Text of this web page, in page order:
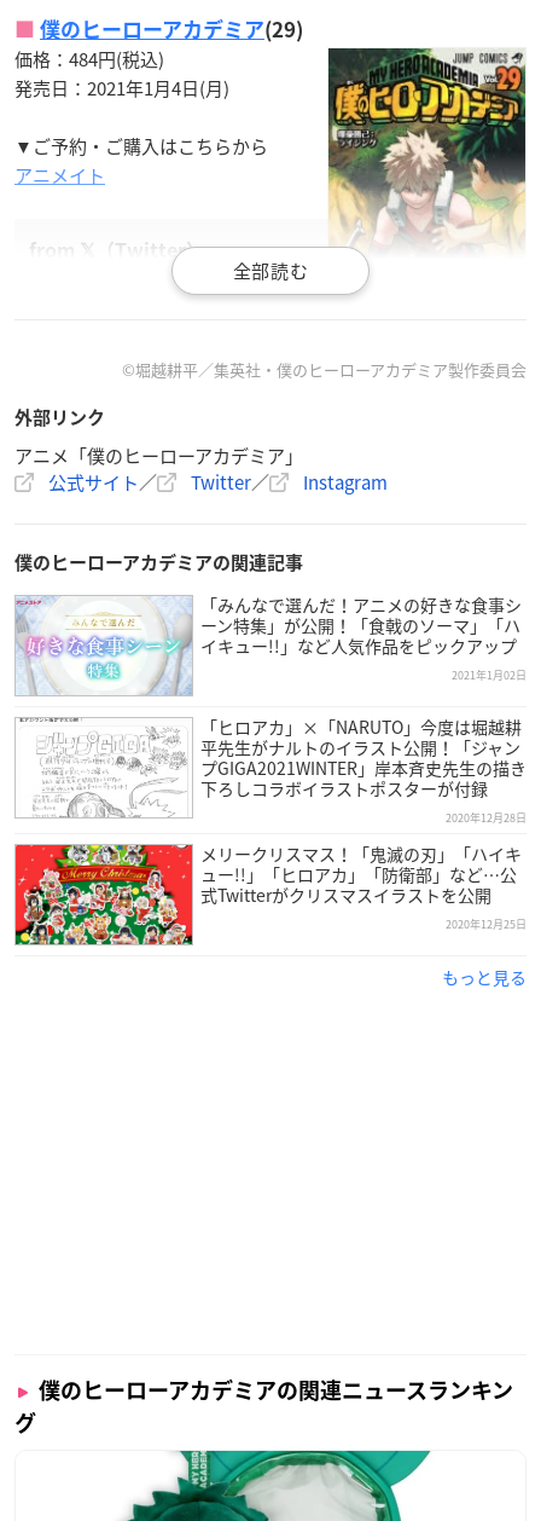
僕のヒーローアカデミア(29)
価格：484円(税込)
発売日：2021年1月4日(月)
▼ご予約・ご購入はこちらから
アニメイト
そして、『僕のヒーローアカデミア』コミックス最新第29
巻発売!!
あらためまして、2021年も#ヒロアカ
願い申し上げます。 #heroaca_a @myheroacademia
— 僕のヒーローアカデミア／ヒロアカ アニメ公式 (@heroa
©堀越耕平／集英社・僕のヒーローアカデミア製作委員会
外部リンク
アニメ「僕のヒーローアカデミア」
公式サイト／ Twitter／ Instagram
僕のヒーローアカデミアの関連記事
「みんなで選んだ！アニメの好きな食事シ
ーン特集」が公開！「食戟のソーマ」「ハ
イキュー!!」など人気作品をピックアップ
2021年1月02日
「ヒロアカ」×「NARUTO」今度は堀越耕
平先生がナルトのイラスト公開！「ジャン
プGIGA2021WINTER」岸本斉史先生の描き
下ろしコラボイラストポスターが付録
2020年12月28日
メリークリスマス！「鬼滅の刃」「ハイキ
ュー!!」「ヒロアカ」「防衛部」など…公
式Twitterがクリスマスイラストを公開
2020年12月25日
もっと見る
僕のヒーローアカデミアの関連ニュースランキン
グ